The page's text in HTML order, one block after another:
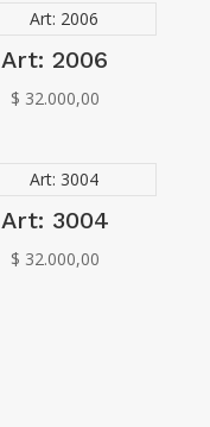
Art: 2006
$ 32.000,00
Art: 3004
$ 32.000,00